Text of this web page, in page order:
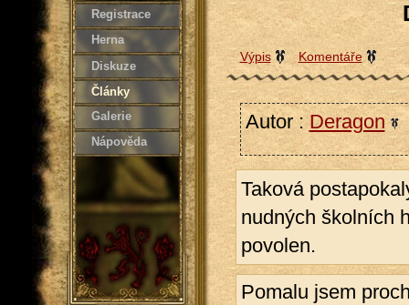
Registrace
Herna
Diskuze
Články
Galerie
Nápověda
Výpis Komentáře
Autor : Deragon
Taková
nudných školních
povolen.
Pomalu jsem